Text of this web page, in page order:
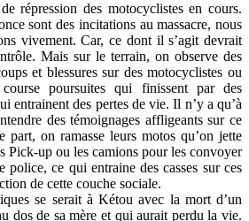
répression des motocyclistes en cours.
sont des incitations au massacre, nous
vivement. Car, ce dont il s’agit devrait
Mais sur le terrain, on observe des
et blessures sur des motocyclistes ou
poursuites qui finissent par des
entrainent des pertes de vie. Il n’y a qu’à
des témoignages affligeants sur ce
part, on ramasse leurs motos qu’on jette
Pick-up ou les camions pour les convoyer
police, ce qui entraine des casses sur ces
de cette couche sociale.
se serait à Kétou avec la mort d’un
dos de sa mère et qui aurait perdu la vie.